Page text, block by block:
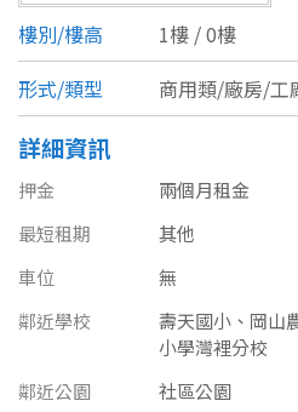
宜蘭縣
桃園市
新竹市
新竹縣
苗栗縣
台中市
彰化縣
南投縣
類型(可複選)
不拘 公寓
農舍 辦公
樓別/樓高
1樓 / 0樓
形式/類型
商用類/廠房/工
詳細資訊
押金
兩個月租金
最短租期
其他
車位
無
鄰近學校
壽天國小、岡山
小學灣裡分校
鄰近公園
社區公園